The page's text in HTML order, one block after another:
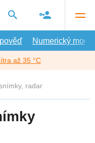
Numerický model
až 35 °C
radar